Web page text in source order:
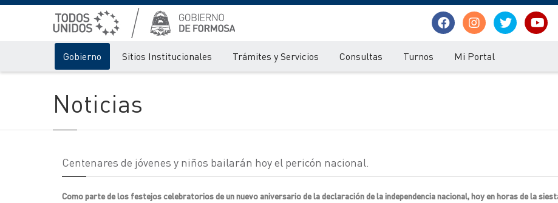
Gobierno Sitios Institucionales Trámites y Servicios Consultas Turnos Mi Portal
Noticias
Centenares de jóvenes y niños bailarán hoy el pericón nacional.
Como parte de los festejos celebratorios de un nuevo aniversario de la declaración de la independencia nacional, hoy en horas de la